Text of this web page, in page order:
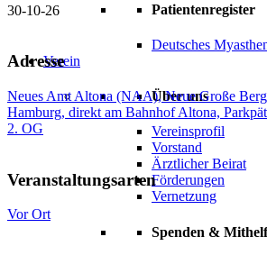
Patientenregister
Deutsches
Verein
Über uns
Vereinsprofil
Vorstand
Ärztlicher Beirat
Förderungen
Vernetzung
Spenden &
30-10-26
Adresse
Neues Amt Altona (NAA), Neue Große
Hamburg, direkt am Bahnhof Altona,
2. OG
Veranstaltungsarten
Vor Ort